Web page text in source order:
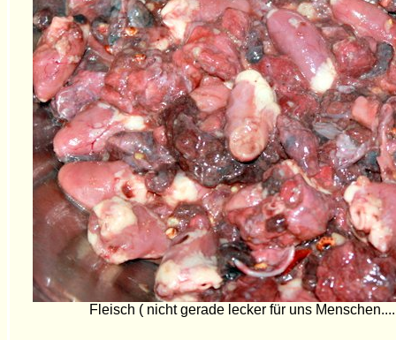
Fleisch ( nicht gerade lecker für uns